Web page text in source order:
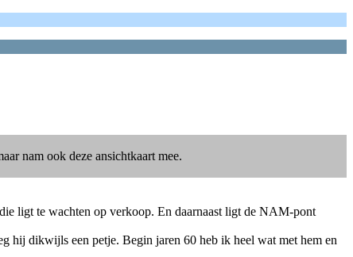
nam ook deze ansichtkaart mee.
ligt te wachten op verkoop. En daarnaast ligt de NAM-pont
hij dikwijls een petje. Begin jaren 60 heb ik heel wat met hem en